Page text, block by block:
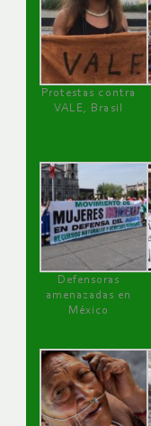
Protestas contra
VALE, Brasil
Defensoras
amenazadas en
México